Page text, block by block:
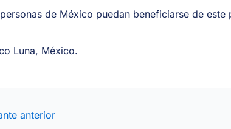
de México puedan beneficiarse de
Luna, México.
anterior